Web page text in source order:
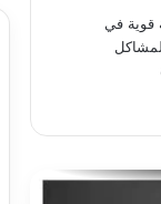
قوية في
الفنون
للفنون